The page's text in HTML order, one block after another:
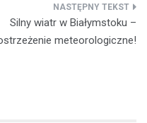
Silny wiatr w Białymstoku –
meteorologiczne!